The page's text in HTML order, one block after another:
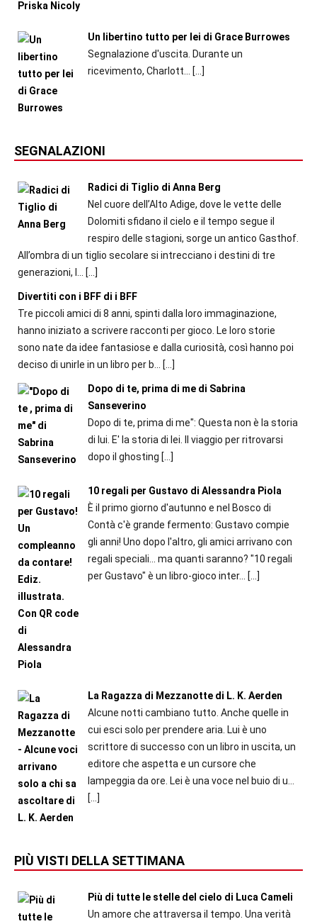
Un libertino tutto per lei di Grace Burrowes
Segnalazione d'uscita. Durante un
ricevimento, Charlott...
[…]
SEGNALAZIONI
Radici di Tiglio di Anna Berg
Nel cuore dell’Alto Adige, dove le vette delle
Dolomiti sfidano il cielo e il tempo segue il
respiro delle stagioni, sorge un antico Gasthof.
All’ombra di un tiglio secolare si intrecciano i destini di tre
generazioni, l...
[…]
Divertiti con i BFF di i BFF
Tre piccoli amici di 8 anni, spinti dalla loro immaginazione,
hanno iniziato a scrivere racconti per gioco. Le loro storie
sono nate da idee fantasiose e dalla curiosità, così hanno poi
deciso di unirle in un libro per b...
[…]
Dopo di te, prima di me di Sabrina
Sanseverino
Dopo di te, prima di me": Questa non è la storia
di lui. E' la storia di lei. Il viaggio per ritrovarsi
dopo il ghosting […]
10 regali per Gustavo di Alessandra Piola
È il primo giorno d'autunno e nel Bosco di
Contà c'è grande fermento: Gustavo compie
gli anni! Uno dopo l'altro, gli amici arrivano con
regali speciali... ma quanti saranno? "10 regali
per Gustavo" è un libro-gioco inter... […]
La Ragazza di Mezzanotte di L. K. Aerden
Alcune notti cambiano tutto. Anche quelle in
cui esci solo per prendere aria. Lui è uno
scrittore di successo con un libro in uscita, un
editore che aspetta e un cursore che
lampeggia da ore. Lei è una voce nel buio di u...
[…]
PIÙ VISTI DELLA SETTIMANA
Più di tutte le stelle del cielo di Luca Cameli
Un amore che attraversa il tempo. Una verità